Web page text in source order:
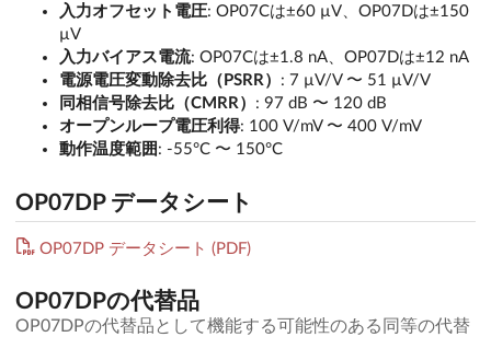
入力オフセット電圧: OP07Cは±60 µV、OP07Dは±150
µV
入力バイアス電流: OP07Cは±1.8 nA、OP07Dは±12 nA
電源電圧変動除去比（PSRR） : 7 µV/V 〜 51 µV/V
同相信号除去比（CMRR） : 97 dB 〜 120 dB
オープンループ電圧利得: 100 V/mV 〜 400 V/mV
動作温度範囲 : -55°C 〜 150°C
OP07DP データシート
OP07DP データシート (PDF)
OP07DPの代替品
OP07DPの代替品として機能する可能性のある同等の代替